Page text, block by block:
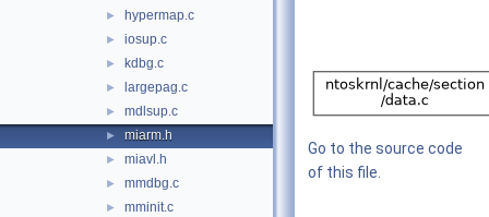
► hypermap.c
► iosup.c
► kdbg.c
► largepag.c
► mdlsup.c
► miarm.h
► miavl.h
► mmdbg.c
► mminit.c
Go to the source code
of this file.